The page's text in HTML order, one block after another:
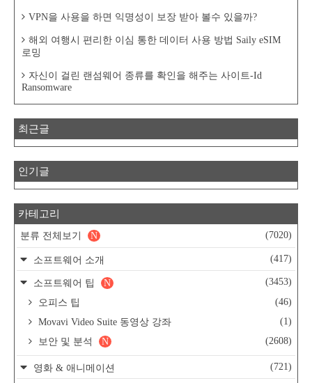
VPN을 사용을 하면 익명성이 보장 받아 볼수 있을까?
해외 여행시 편리한 이심 통한 데이터 사용 방법 Saily eSIM
로밍
자신이 걸린 랜섬웨어 종류를 확인을 해주는 사이트-Id
Ransomware
최근글
인기글
카테고리
분류 전체보기 (7020)
N
소프트웨어 소개 (417)
소프트웨어 팁 (3453)
N
오피스 팁
(46)
Movavi Video Suite 동영상 강좌
(1)
보안 및 분석
(2608)
N
영화 & 애니메이션 (721)